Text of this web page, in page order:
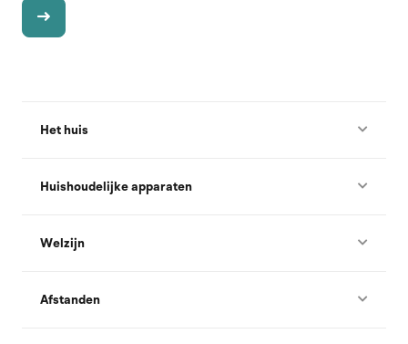
Het huis
Huishoudelijke apparaten
Welzijn
Afstanden